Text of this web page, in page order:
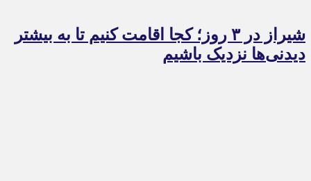
شیراز در ۳ روز؛ کجا اقامت کنیم تا به بیشتر
دیدنی‌ها نزدیک باشیم